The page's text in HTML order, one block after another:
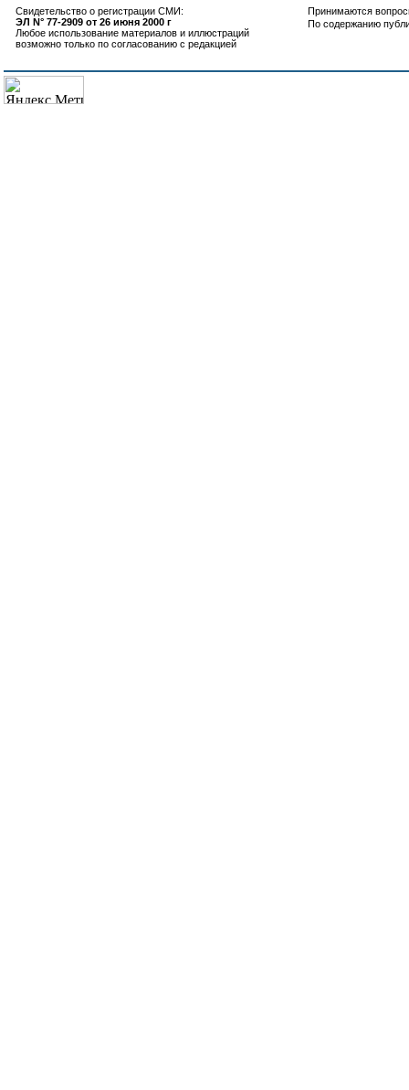
Свидетельство о регистрации СМИ:
ЭЛ N° 77-2909 от 26 июня 2000 г
Любое использование материалов и иллюстраций
возможно только по согласованию с редакцией
Принимаются
По содержанию